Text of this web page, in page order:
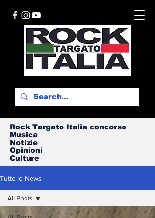
Rock Targato Italia concorso
Musica
Notizie
Opinioni
Culture
Tutte le News
All Posts